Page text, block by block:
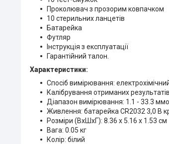
Проколювач з прозорим ковпачком
10 стерильних ланцетів
Батарейка
Футляр
Інструкція з експлуатації
Гарантійний талон.
Характеристики:
Спосіб вимірювання:
Калібрування отриманих
Діапазон вимірювання: 1.1 - 33.3
Живлення: батарейка CR2032 3,0 B
Розміри (ВхШхГ): 8.36 x 5.16 x 1.53 см
Вага: 0.05 кг
Колір: білий